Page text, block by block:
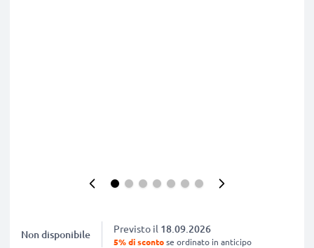
Non disponibile Previsto il 18.09.2026
5% di scontose ordinato in anticipo